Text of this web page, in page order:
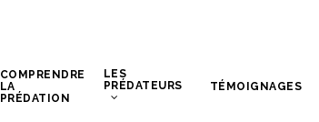
COMPRENDRE
LA
PRÉDATION
LES
PRÉDATEURS
TÉMOIGNAGES